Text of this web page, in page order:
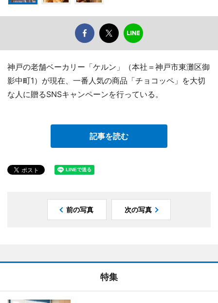
神戸の老舗ベーカリー「ケルン」（本社＝神戸市東灘区御
影中町1）が現在、一番人気の商品「チョコッペ」を大切
な人に贈るSNSキャンペーンを行っている。
記事を読む
前の写真 次の写真
特集